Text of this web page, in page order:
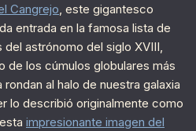
Cangrejo, este gigantesco
entrada en la famosa lista de
astrónomo del siglo XVIII,
de los cúmulos globulares más
al halo de nuestra galaxia
lo describió originalmente como
impresionante imagen del